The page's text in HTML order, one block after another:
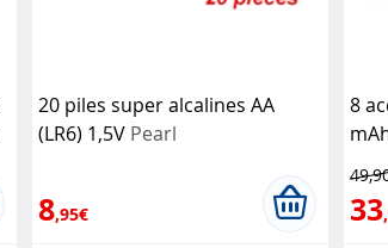
20 piles super alcalines AA
(LR6) 1,5V Pearl
8,95€
8
33